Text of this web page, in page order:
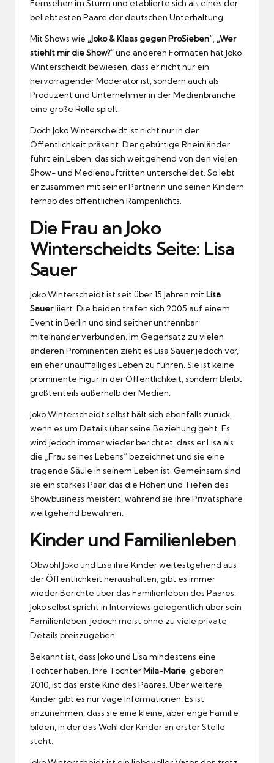
Fernsehen im Sturm und etablierte sich als eines der
beliebtesten Paare der deutschen Unterhaltung.
Mit Shows wie „Joko & Klaas gegen ProSieben“ „Wer
stiehlt mir die Show?“und anderen Formaten hat Joko
Winterscheidt bewiesen, dass er nicht nur ein
hervorragender Moderator ist, sondern auch als
Produzent und Unternehmer in der Medienbranche
eine große Rolle spielt.
Doch Joko Winterscheidt ist nicht nur in der
Öffentlichkeit präsent. Der gebürtige Rheinländer
führt ein Leben, das sich weitgehend von den vielen
Show- und Medienauftritten unterscheidet. So lebt
er zusammen mit seiner Partnerin und seinen Kindern
fernab des öffentlichen Rampenlichts.
Die Frau an Joko
Winterscheidts Seite: Lisa
Sauer
Joko Winterscheidt ist seit über 15 Jahren mit Lisa
Sauerliiert. Die beiden trafen sich 2005 auf einem
Event in Berlin und sind seither untrennbar
miteinander verbunden. Im Gegensatz zu vielen
anderen Prominenten zieht es Lisa Sauer jedoch vor,
ein eher unauffälliges Leben zu führen. Sie ist keine
prominente Figur in der Öffentlichkeit, sondern bleibt
größtenteils außerhalb der Medien.
Joko Winterscheidt selbst hält sich ebenfalls zurück,
wenn es um Details über seine Beziehung geht. Es
wird jedoch immer wieder berichtet, dass er Lisa als
die „Frau seines Lebens“ bezeichnet und sie eine
tragende Säule in seinem Leben ist. Gemeinsam sind
sie ein starkes Paar, das die Höhen und Tiefen des
Showbusiness meistert, während sie ihre Privatsphäre
weitgehend bewahren.
Kinder und Familienleben
Obwohl Joko und Lisa ihre Kinder weitestgehend aus
der Öffentlichkeit heraushalten, gibt es immer
wieder Berichte über das Familienleben des Paares.
Joko selbst spricht in Interviews gelegentlich über sein
Familienleben, jedoch meist ohne zu viele private
Details preiszugeben.
Bekannt ist, dass Joko und Lisa mindestens eine
Tochter haben. Ihre TochterMila-Marie , geboren
2010, ist das erste Kind des Paares. Über weitere
Kinder gibt es nur vage Informationen. Es ist
anzunehmen, dass sie eine kleine, aber enge Familie
bilden, in der das Wohl der Kinder an erster Stelle
steht.